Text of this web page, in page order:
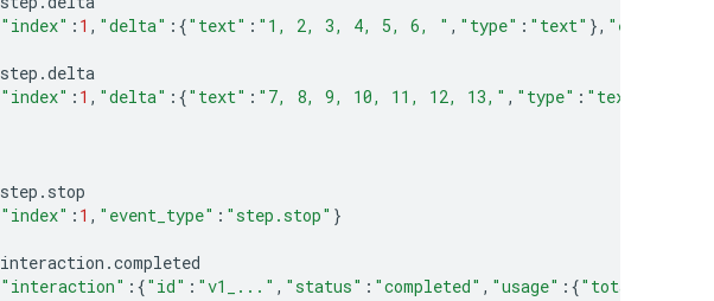
"index" : 1 , "delta" :{"text" : "1, 2, 3, 4, 5, 6, " , "type" : "text" }, "event_type"
step .delta
"index" : 1 , "delta" :{"text" : "7, 8, 9, 10, 11, 12, 13," , "type" : "text"
step . stop
"index" : 1 , "event_type" : "step.stop" }
interaction .completed
"interaction" :{"id" : "v1_..." , "status" : "completed" , "usage" :{"total_tokens"